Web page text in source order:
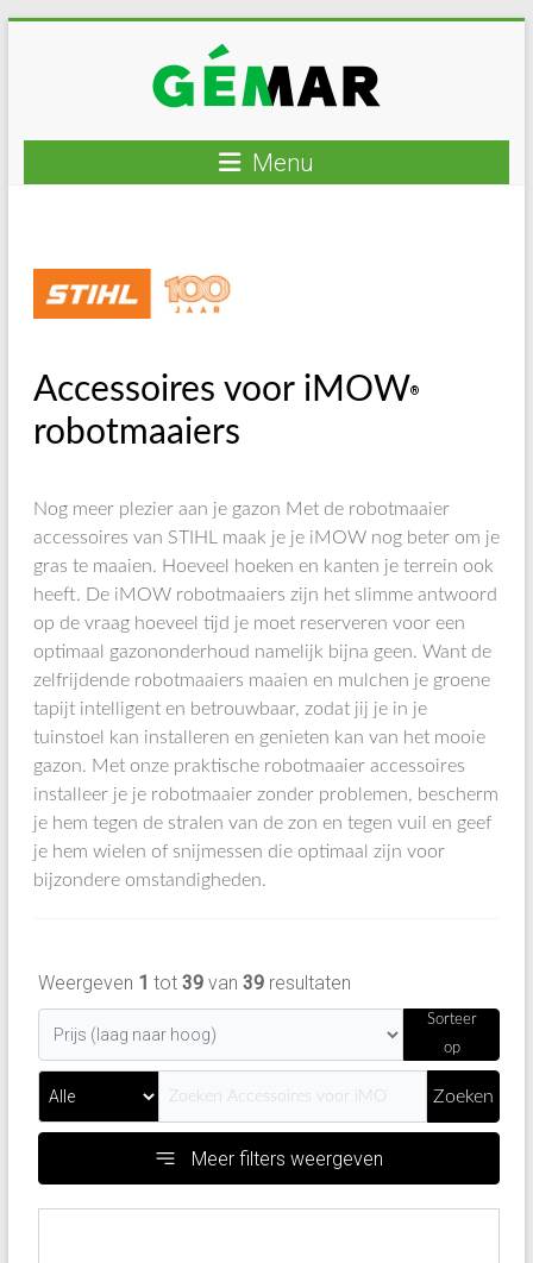
GEMAR
rijplaten
winkel
Menu
Accessoires voor iMOW®
robotmaaiers
Nog meer plezier aan je gazon Met de robotmaaier
accessoires van STIHL maak je je iMOW nog beter om je
gras te maaien. Hoeveel hoeken en kanten je terrein ook
heeft. De iMOW robotmaaiers zijn het slimme antwoord
op de vraag hoeveel tijd je moet reserveren voor een
optimaal gazononderhoud namelijk bijna geen. Want de
zelfrijdende robotmaaiers maaien en mulchen je groene
tapijt intelligent en betrouwbaar, zodat jij je in je
tuinstoel kan installeren en genieten kan van het mooie
gazon. Met onze praktische robotmaaier accessoires
installeer je je robotmaaier zonder problemen, bescherm
je hem tegen de stralen van de zon en tegen vuil en geef
je hem wielen of snijmessen die optimaal zijn voor
bijzondere omstandigheden.
Weergeven 1 tot 39van 39resultaten
Sorteer
op
Zoeken
Meer filters weergeven